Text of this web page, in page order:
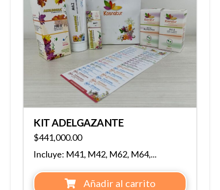
KIT ADELGAZANTE
$441,000.00
Incluye: M41, M42, M62, M64,...
Añadir al carrito